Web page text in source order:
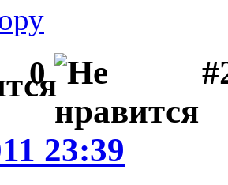
0
23:39